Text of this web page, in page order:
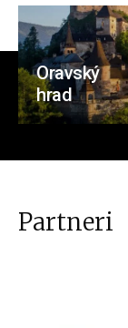
Oravský
hrad
Partneri